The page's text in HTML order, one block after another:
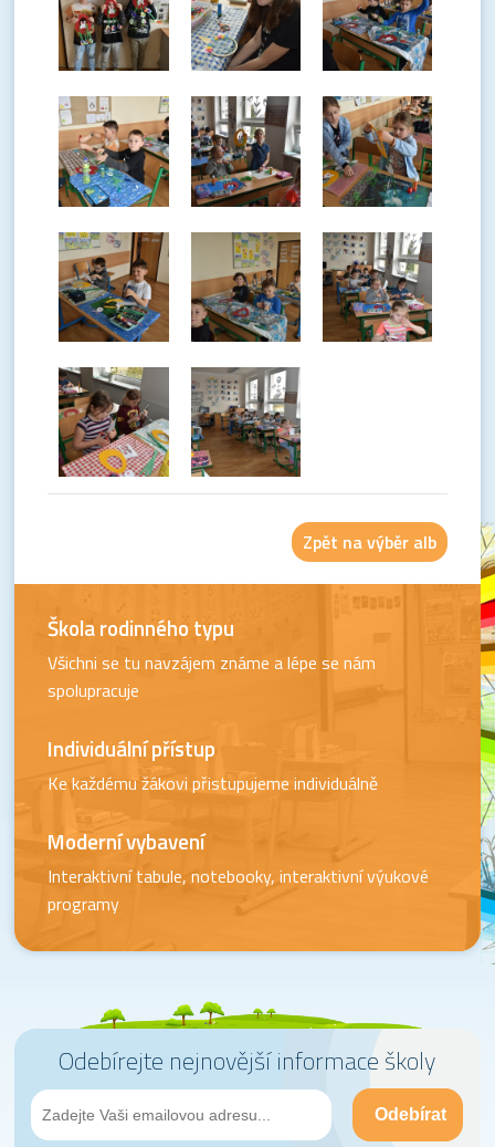
Zpět na výběr alb
Škola rodinného typu
Všichni se tu navzájem známe a lépe se nám
spolupracuje
Individuální přístup
Ke každému žákovi přistupujeme individuálně
Moderní vybavení
Interaktivní tabule, notebooky, interaktivní výukové
programy
Odebírejte nejnovější informace školy